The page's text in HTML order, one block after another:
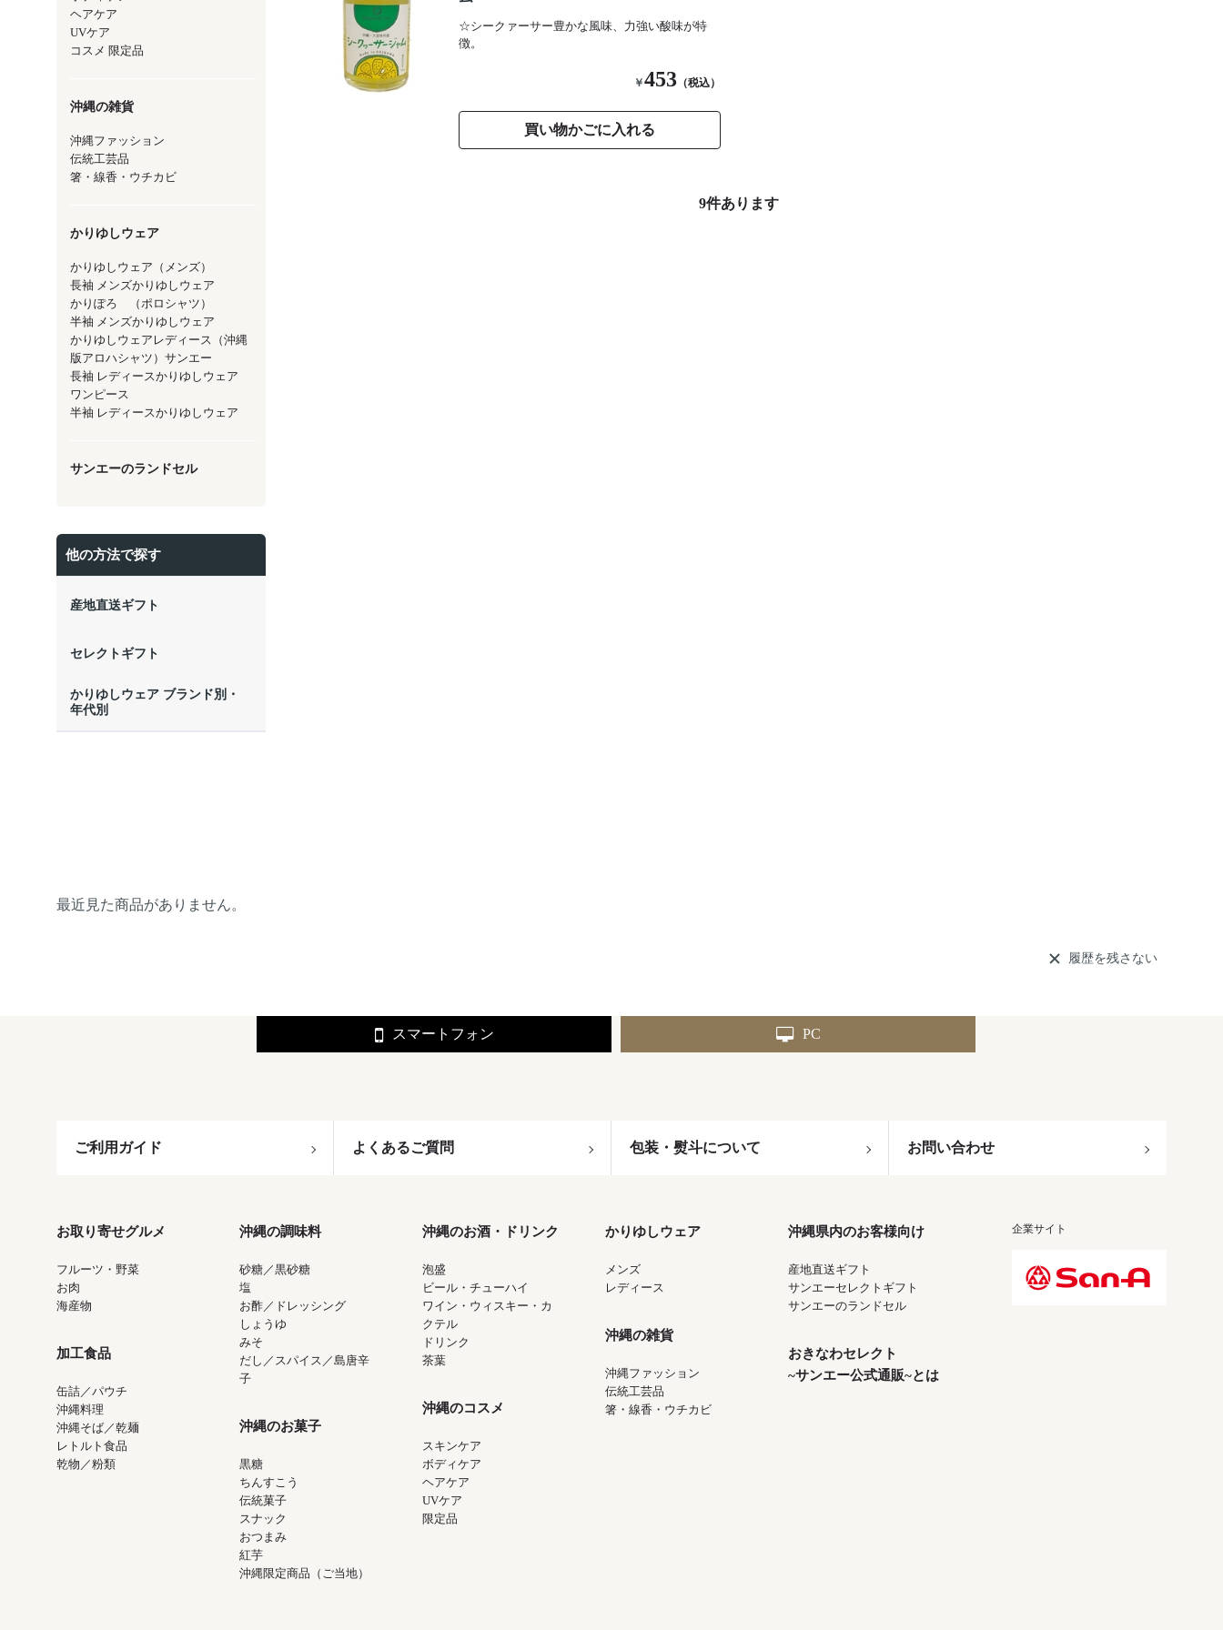
ヘアケア
UVケア
コスメ 限定品
沖縄の雑貨
沖縄ファッション
伝統工芸品
箸・線香・ウチカビ
かりゆしウェア
かりゆしウェア（メンズ）
長袖 メンズかりゆしウェア
かりぽろ （ポロシャツ）
半袖 メンズかりゆしウェア
かりゆしウェアレディース（沖縄
版アロハシャツ）サンエー
長袖 レディースかりゆしウェア
ワンピース
半袖 レディースかりゆしウェア
サンエーのランドセル
他の方法で探す
産地直送ギフト
セレクトギフト
かりゆしウェア ブランド別・
年代別
☆シークァーサー豊かな風味、力強い酸味が特
徴。
￥453 （税込）
買い物かごに入れる
9件あります
最近見た商品がありません。
履歴を残さない
スマートフォン PC
ご利用ガイド よくあるご質問 包装・熨斗について お問い合わせ
お取り寄せグルメ
フルーツ・野菜
お肉
海産物
加工食品
缶詰／パウチ
沖縄料理
沖縄そば／乾麺
レトルト食品
乾物／粉類
沖縄の調味料
砂糖／黒砂糖
塩
お酢／ドレッシング
しょうゆ
みそ
だし／スパイス／島唐辛
子
沖縄のお菓子
黒糖
ちんすこう
伝統菓子
スナック
おつまみ
紅芋
沖縄限定商品（ご当地）
沖縄のお酒・ドリンク
泡盛
ビール・チューハイ
ワイン・ウィスキー・カ
クテル
ドリンク
茶葉
沖縄のコスメ
スキンケア
ボディケア
ヘアケア
UVケア
限定品
かりゆしウェア
メンズ
レディース
沖縄の雑貨
沖縄ファッション
伝統工芸品
箸・線香・ウチカビ
沖縄県内のお客様向け
産地直送ギフト
サンエーセレクトギフト
サンエーのランドセル
おきなわセレクト
~サンエー公式通販~とは
企業サイト